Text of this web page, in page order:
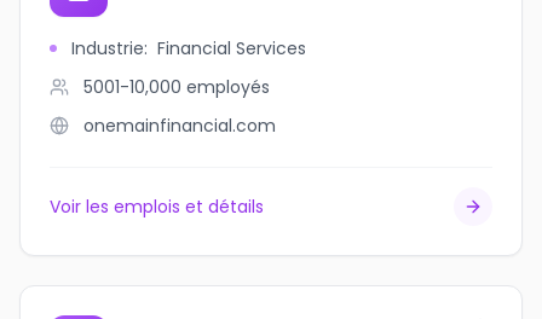
Industrie: Financial Services
5001-10,000 employés
onemainfinancial.com
Voir les emplois et détails